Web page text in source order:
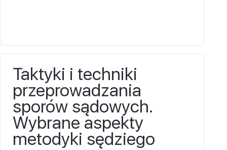
Taktyki i techniki
przeprowadzania
sporów sądowych.
Wybrane aspekty
metodyki sędziego